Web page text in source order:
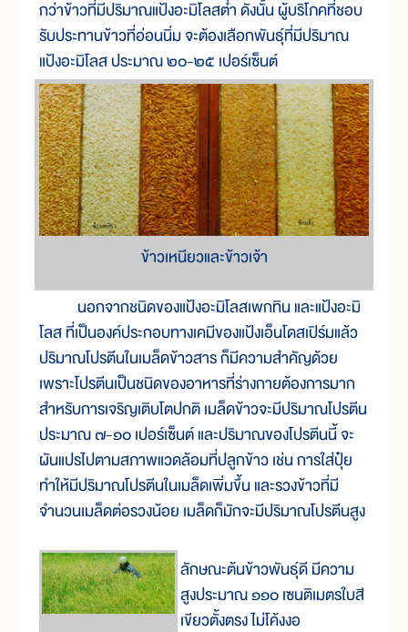
กว่าข้าวที่มีปริมาณแป้งอะมิโลสต่ำ ดังนั้น ผู้บริโภคที่ชอบ
รับประทานข้าวที่อ่อนนิ่ม จะต้องเลือกพันธุ์ที่มีปริมาณ
แป้งอะมิโลส ประมาณ ๒๐-๒๕ เปอร์เซ็นต์
ข้าวเหนียวและข้าวเจ้า
นอกจากชนิดของแป้งอะมิโลสเพกทิน และแป้งอะมิ
โลส ที่เป็นองค์ประกอบทางเคมีของแป้งเอ็นโดสเปิร์มแล้ว
ปริมาณโปรตีนในเมล็ดข้าวสาร ก็มีความสำคัญด้วย
เพราะโปรตีนเป็นชนิดของอาหารที่ร่างกายต้องการมาก
สำหรับการเจริญเติบโตปกติ เมล็ดข้าวจะมีปริมาณโปรตีน
ประมาณ ๗-๑๐ เปอร์เซ็นต์ และปริมาณของโปรตีนนี้ จะ
ผันแปรไปตามสภาพแวดล้อมที่ปลูกข้าว เช่น การใส่ปุ๋ย
ทำให้มีปริมาณโปรตีนในเมล็ดเพิ่มขึ้น และรวงข้าวที่มี
จำนวนเมล็ดต่อรวงน้อย เมล็ดก็มักจะมีปริมาณโปรตีนสูง
ลักษณะต้นข้าวพันธุ์ดี มีความ
สูงประมาณ ๑๑๐ เซนติเมตรใบสี
เขียวตั้งตรง ไม่โค้งงอ